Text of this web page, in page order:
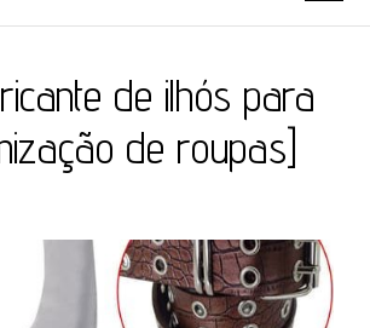
de ilhós para
de roupas]